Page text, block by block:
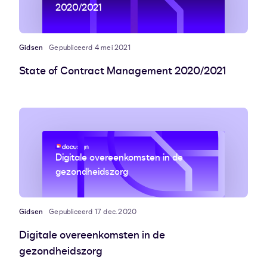
2020/2021
Gidsen Gepubliceerd 4 mei 2021
State of Contract Management 2020/2021
Digitale overeenkomsten in de
gezondheidszorg
Gidsen Gepubliceerd 17 dec. 2020
Digitale overeenkomsten in de
gezondheidszorg